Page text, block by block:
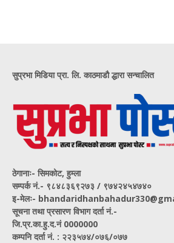
सुप्रभा मिडिया प्रा. लि. काठमाडौ द्धारा सन्चालित
ठेगानाः- सिमकोट, हुम्ला
सम्पर्क नं‍.- ९८४८३६९२७३ / ९७४२४५४७४०
इ-मेलः-
सूचना तथा प्रसारण विभाग दर्ता नं.-
जि.प्र.का.हु.द.नं 0000000
कम्पनि दर्ता नं. : २२३५७४/०७६/०७७